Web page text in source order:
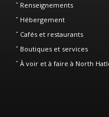
Renseignements
Hébergement
Cafés et restaurants
Boutiques et services
À voir et à faire à North